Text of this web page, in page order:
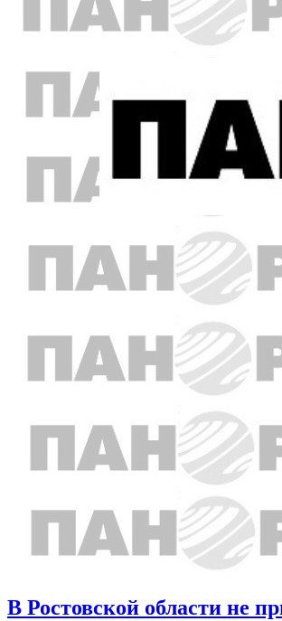
В Ростовской области не